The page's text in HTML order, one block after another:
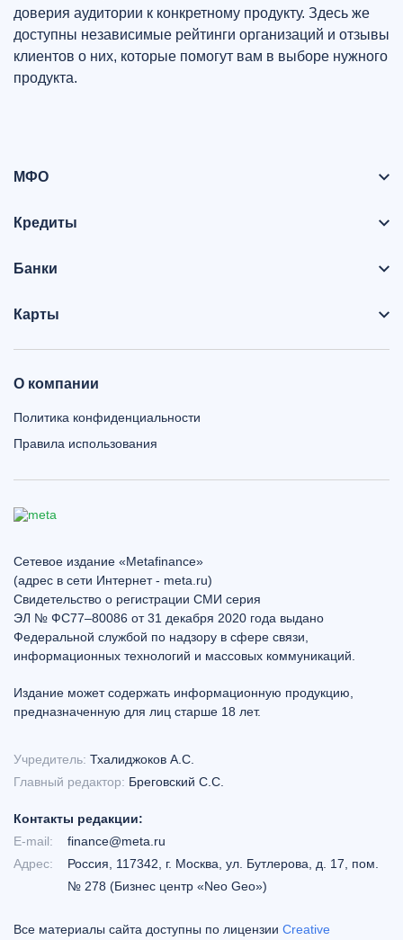
доверия аудитории к конкретному продукту. Здесь же
доступны независимые рейтинги организаций и отзывы
клиентов о них, которые помогут вам в выборе нужного
продукта.
МФО
Кредиты
Банки
Карты
О компании
Политика конфиденциальности
Правила использования
Сетевое издание «Metafinance»
(адрес в сети Интернет - meta.ru)
Свидетельство о регистрации СМИ серия
ЭЛ № ФС77–80086 от 31 декабря 2020 года выдано
Федеральной службой по надзору в сфере связи,
информационных технологий и массовых коммуникаций.
Издание может содержать информационную продукцию,
предназначенную для лиц старше 18 лет.
Учредитель: Тхалиджоков А.С.
Главный редактор: Бреговский С.С.
Контакты редакции:
E-mail:
finance@meta.ru
Адрес:
Россия, 117342, г. Москва, ул. Бутлерова, д. 17, пом.
№ 278 (Бизнес центр «Neo Geo»)
Все материалы сайта доступны по лицензии Creative